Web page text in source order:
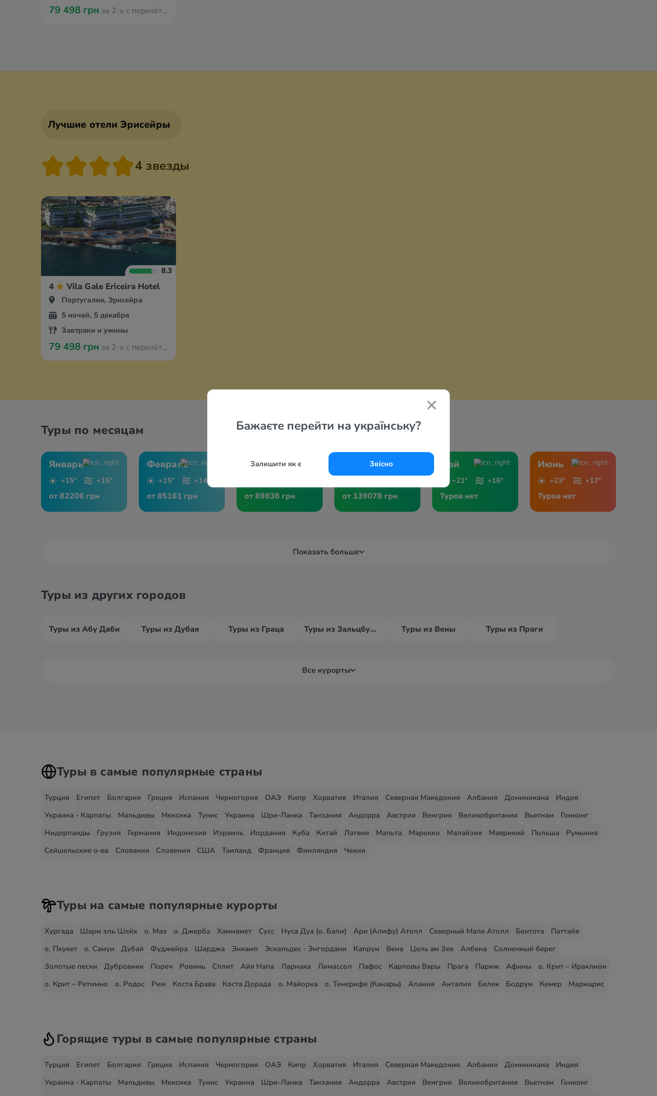
Бажаєте перейти на українську?
Залишити як є Звісно
79 498 грн за 2-х с перелётом из Варшавы
Лучшие отели Эрисейры
4 звезды
8.3
4 Vila Gale Ericeira Hotel
Португалия, Эрисейра
5 ночей, 5 декабря
Завтраки и ужины
79 498 грн за 2-х с перелётом из Варшавы
Туры по месяцам
Январь
+15° +15°
от 82206 грн
Февраль
+15° +14°
от 85161 грн
Март
от 89838 грн
Апрель
от 139078 грн
Май
+21° +16°
Туров нет
Июнь
+23° +17°
Туров нет
Показать больше
Туры из других городов
Туры из Абу Даби Туры из Дубая Туры из Граца Туры из Зальцбурга Туры из Вены Туры из Праги
Все курорты
Туры в самые популярные страны
Турция Египет Болгария Греция Испания Черногория ОАЭ Кипр Хорватия Италия Северная Македония Албания Доминикана
Индия
Украина - Карпаты
Мальдивы Мексика Тунис Украина Шри-Ланка Танзания Андорра Австрия Венгрия Великобритания Вьетнам
Гонконг
Нидерланды
Грузия Германия Индонезия Израиль Иордания Куба Китай Латвия Мальта Марокко Малайзия Маврикий Польша
Румыния
Сейшельские о-ва
Словакия Словения США Таиланд Франция Финляндия Чехия
Туры на самые популярные курорты
Хургада Шарм эль Шейх о. Маэ о. Джерба Хаммамет Сусс Нуса Дуа (о. Бали) Ари (Алифу) Атолл Северный Мале Атолл Бентота
Паттайя
о. Пхукет
о. Самуи Дубай Фуджейра Шарджа Энкамп Эскальдес - Энгордани Капрун Вена Цель ам Зее Албена
Солнечный берег
Золотые пески
Дубровник Пореч Ровинь Сплит Айя Напа Ларнака Лимассол Пафос Карловы Вары Прага Париж Афины
о. Крит – Ираклион
о. Крит – Ретимно
о. Родос Рим Коста Брава Коста Дорада о. Майорка о. Тенерифе (Канары) Алания Анталия Белек Бодрум Кемер Мармарис
Горящие туры в самые популярные страны
Турция Египет Болгария Греция Испания Черногория ОАЭ Кипр Хорватия Италия Северная Македония Албания Доминикана
Индия
Украина - Карпаты
Мальдивы Мексика Тунис Украина Шри-Ланка Танзания Андорра Австрия Венгрия Великобритания Вьетнам
Гонконг